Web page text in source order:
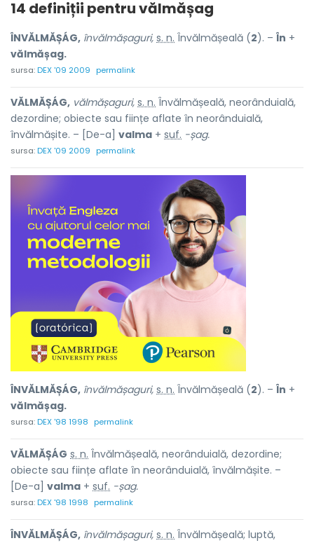
14 definiții pentruvălmășag
ÎNVĂLMĂȘÁG, învălmășaguri, s. n. Învălmășeală (2). – În +
vălmășag.
sursa:DEX '09 2009 permalink
VĂLMĂȘÁG, vălmășaguri, s. n. Învălmășeală, neorânduială,
dezordine; obiecte sau ființe aflate în neorânduială,
învălmășite. – [De-a] valma + suf. -șag.
sursa:DEX '09 2009 permalink
ÎNVĂLMĂȘÁG, învălmășaguri, s. n. Învălmășeală (2). – În +
vălmășag.
sursa:DEX '98 1998 permalink
VĂLMĂȘÁG s. n. Învălmășeală, neorânduială, dezordine;
obiecte sau ființe aflate în neorânduială, învălmășite. –
[De-a] valma + suf. -șag.
sursa:DEX '98 1998 permalink
ÎNVĂLMĂȘÁG, învălmășaguri, s. n. Învălmășeală; luptă,